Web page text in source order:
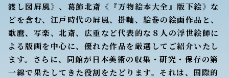
渡し図屛風》、葛飾北斎《『万物絵本大全』版下絵》な
どを含む、江戸時代の屛風、掛軸、絵巻の絵画作品と、
歌麿、写楽、北斎、広重など代表的な８人の浮世絵師に
よる版画を中心に、優れた作品を厳選してご紹介いたし
ます。さらに、同館が日本美術の収集・研究・保存の第
一線で果たしてきた役割をたどります。それは、国際的